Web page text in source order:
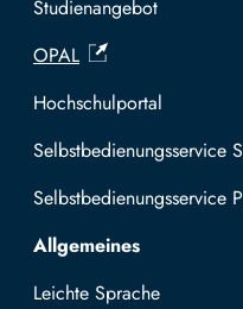
Studienangebot
OPAL
Hochschulportal
Selbstbedienungsservice
Selbstbedienungsservice
Allgemeines
Leichte Sprache